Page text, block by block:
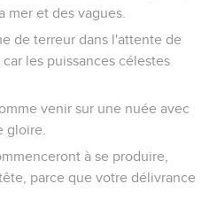
mer et des vagues.
de terreur dans l'attente de
les puissances célestes
venir sur une nuée avec
gloire.
à se produire,
parce que votre délivrance